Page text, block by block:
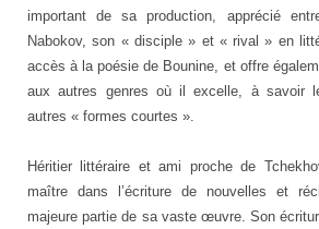
important de sa production, apprécié
Nabokov, son « disciple » et « rival » en
accès à la poésie de Bounine, et offre
aux autres genres où il excelle, à savoir
autres « formes courtes ».
Héritier littéraire et ami proche de
maître dans l’écriture de nouvelles et
majeure partie de sa vaste œuvre. Son